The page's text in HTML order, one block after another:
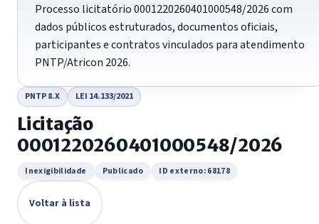
Processo licitatório 0001220260401000548/2026 com
dados públicos estruturados, documentos oficiais,
participantes e contratos vinculados para atendimento
PNTP/Atricon 2026.
PNTP 8.X LEI 14.133/2021
Licitação
0001220260401000548/2026
Inexigibilidade Publicado ID externo: 68178
Voltar à lista